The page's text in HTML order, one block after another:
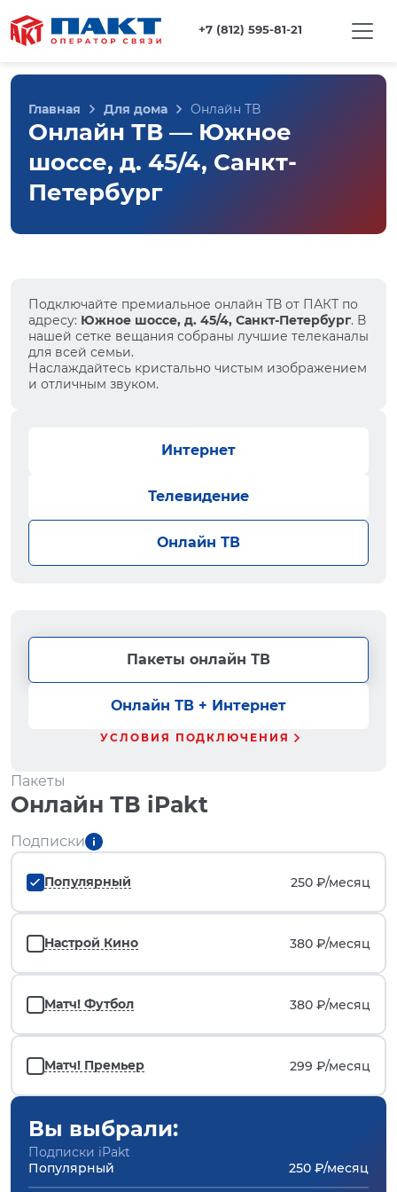
+7 (812) 595-81-21
Главная Для дома Онлайн ТВ
Онлайн ТВ — Южное
шоссе, д. 45/4, Санкт-
Петербург
Подключайте премиальное онлайн ТВ от ПАКТ по
адресу: Южное шоссе, д. 45/4, Санкт-Петербург. В
нашей сетке вещания собраны лучшие телеканалы
для всей семьи.
Наслаждайтесь кристально чистым изображением
и отличным звуком.
Интернет
Телевидение
Онлайн ТВ
Пакеты онлайн ТВ
Онлайн ТВ + Интернет
УСЛОВИЯ ПОДКЛЮЧЕНИЯ
Пакеты
Онлайн ТВ iPakt
Подписки
Популярный 250 ₽/месяц
Настрой Кино 380 ₽/месяц
Матч! Футбол 380 ₽/месяц
Матч! Премьер 299 ₽/месяц
Вы выбрали:
Подписки iPakt
Популярный
250 ₽/месяц